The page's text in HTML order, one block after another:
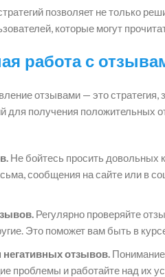
позволяет не только
которые могут
работа с
отзывами — это
для получения положительных
Не бойтесь просить довольных
сообщения на сайте или в
Регулярно проверяйте
Это поможет вам быть в
отзывов. Понимание
проблемы и работайте над их